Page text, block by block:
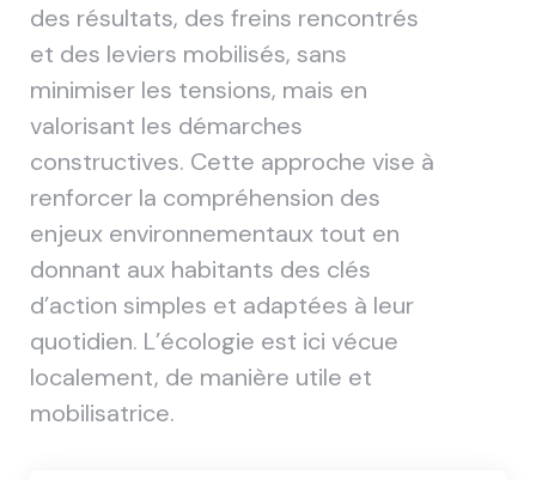
des résultats, des freins rencontrés
et des leviers mobilisés, sans
minimiser les tensions, mais en
valorisant les démarches
constructives. Cette approche vise à
renforcer la compréhension des
enjeux environnementaux tout en
donnant aux habitants des clés
d’action simples et adaptées à leur
quotidien. L’écologie est ici vécue
localement, de manière utile et
mobilisatrice.